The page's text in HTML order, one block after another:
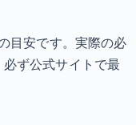
目安です。実際の必
ず公式サイトで最